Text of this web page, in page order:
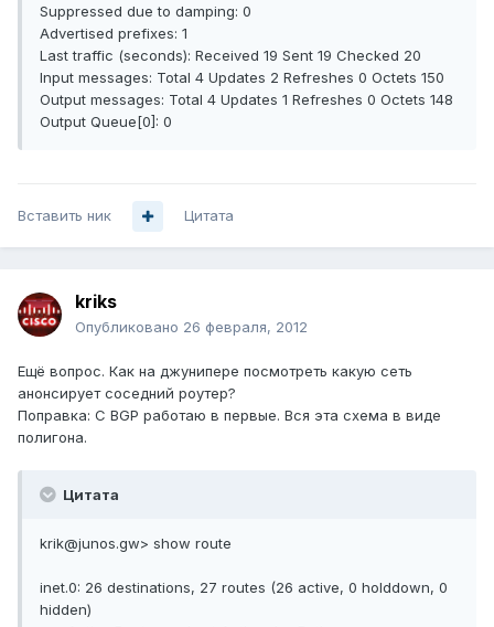
Suppressed due to damping: 0
Advertised prefixes: 1
Last traffic (seconds): Received 19 Sent 19 Checked 20
Input messages: Total 4 Updates 2 Refreshes 0 Octets 150
Output messages: Total 4 Updates 1 Refreshes 0 Octets 148
Output Queue[0]: 0
Вставить ник Цитата
kriks
Опубликовано 26 февраля, 2012
Ещё вопрос. Как на джунипере посмотреть какую сеть
анонсирует соседний роутер?
Поправка: C BGP работаю в первые. Вся эта схема в виде
полигона.
Цитата
krik@junos.gw> show route
inet.0: 26 destinations, 27 routes (26 active, 0 holddown, 0
hidden)